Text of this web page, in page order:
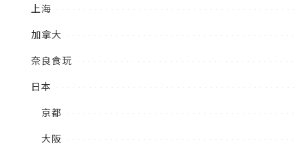
上海
加拿大
奈良食玩
日本
京都
大阪